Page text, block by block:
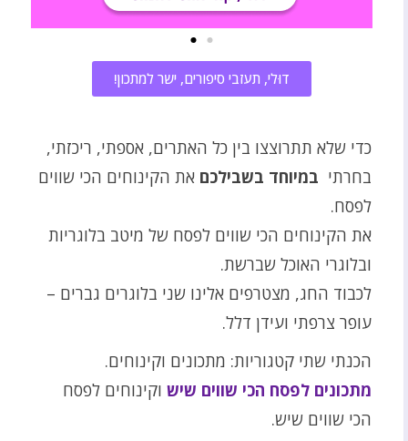
דוּלי, תעזבי סיפורים, ישר למתכון!
כדי שלא תתרוצצו בין כל האתרים, אספתי, ריכזתי,
בחרתי במיוחד בשבילכם את הקינוחים הכי שווים
לפסח.
את הקינוחים הכי שווים לפסח של מיטב בלוגריות
ובלוגרי האוכל שברשת.
לכבוד החג, מצטרפים אלינו שני בלוגרים גברים –
עופר צרפתי ועידן דלל.
הכנתי שתי קטגוריות: מתכונים וקינוחים.
מתכונים לפסח הכי שווים שיש וקינוחים לפסח
הכי שווים שיש.